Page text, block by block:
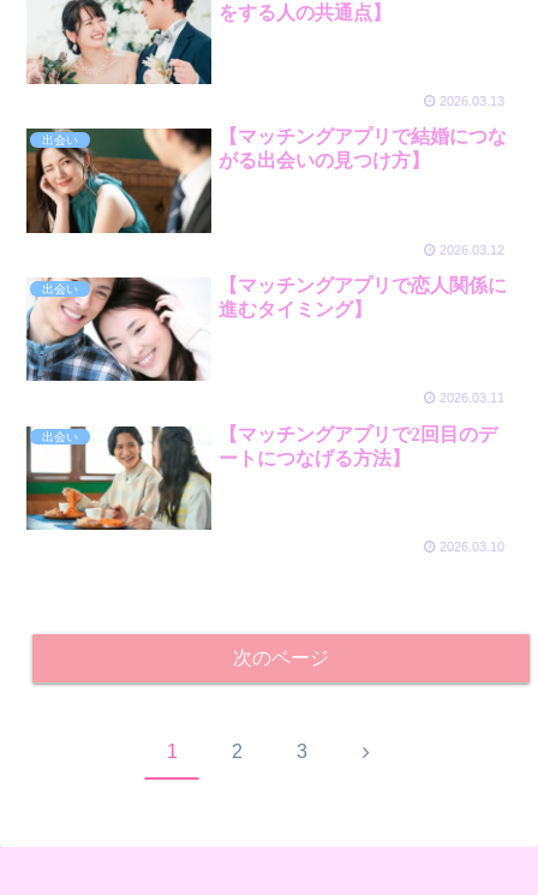
をする人の共通点】
2026.03.13
出会い
【マッチングアプリで結婚につな
がる出会いの見つけ方】
2026.03.12
出会い
【マッチングアプリで恋人関係に
進むタイミング】
2026.03.11
出会い
【マッチングアプリで2回目のデ
ートにつなげる方法】
2026.03.10
次のページ
1 2 3 次